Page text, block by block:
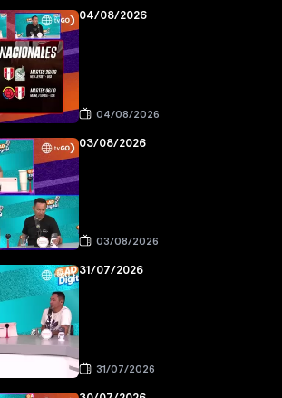
04/08/2026
04/08/2026
03/08/2026
03/08/2026
31/07/2026
31/07/2026